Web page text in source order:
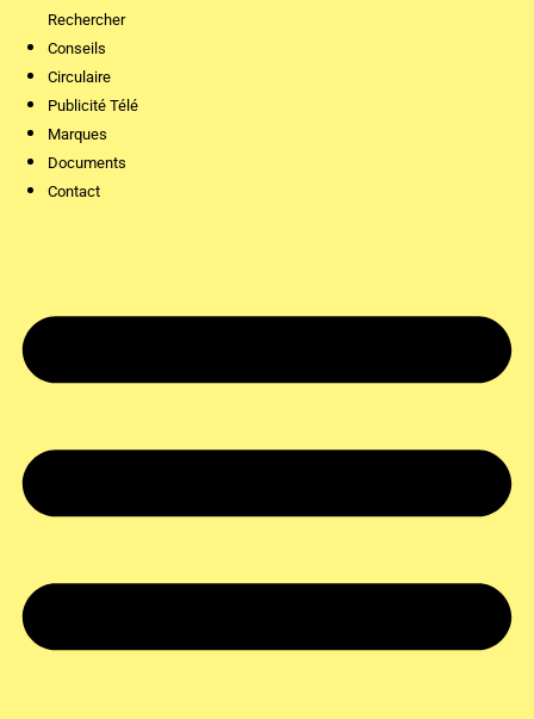
Rechercher
Conseils
Circulaire
Publicité Télé
Marques
Documents
Contact